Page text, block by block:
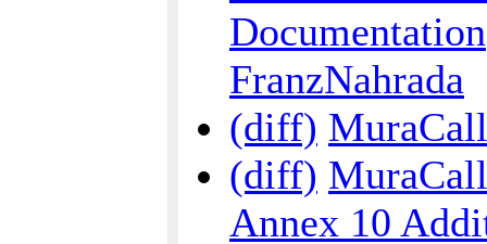
Documentation
FranzNahrada
(diff)
(diff)
Annex 10